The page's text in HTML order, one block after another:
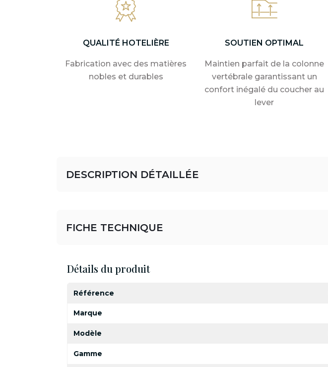
QUALITÉ HOTELIÈRE
Fabrication avec des matières
nobles et durables
SOUTIEN OPTIMAL
Maintien parfait de la colonne
vertébrale garantissant un
confort inégalé du coucher au
lever
DESCRIPTION DÉTAILLÉE
FICHE TECHNIQUE
Détails du produit
Référence
Marque
Modèle
Gamme